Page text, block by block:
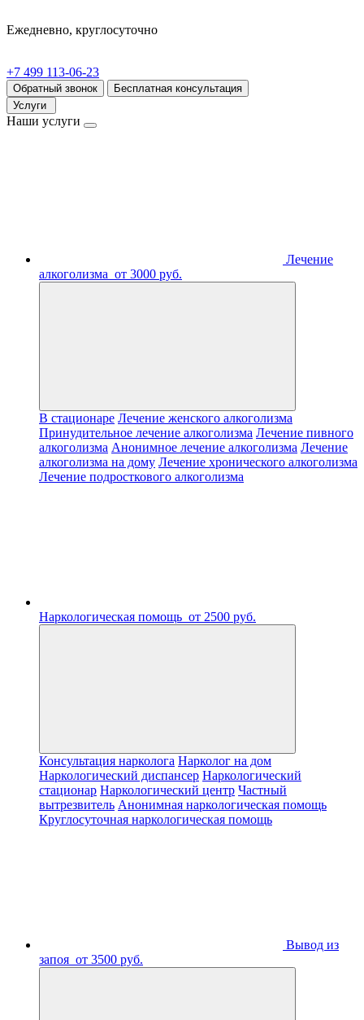
Ежедневно, круглосуточно
+7 499 113-06-23
Обратный звонок
Бесплатная консультация
Услуги
Наши услуги
Лечение
алкоголизма от 3000 руб.
В стационаре Лечение женского алкоголизма
Принудительное лечение алкоголизма Лечение пивного
алкоголизма Анонимное лечение алкоголизма Лечение
алкоголизма на дому Лечение хронического алкоголизма
Лечение подросткового алкоголизма
Наркологическая помощь от 2500 руб.
Консультация нарколога Нарколог на дом
Наркологический диспансер Наркологический
стационар Наркологический центр Частный
вытрезвитель Анонимная наркологическая помощь
Круглосуточная наркологическая помощь
Вывод из
запоя от 3500 руб.